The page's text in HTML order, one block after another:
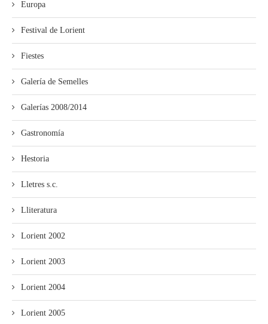
Europa
Festival de Lorient
Fiestes
Galería de Semelles
Galerías 2008/2014
Gastronomía
Hestoria
Lletres s.c.
Lliteratura
Lorient 2002
Lorient 2003
Lorient 2004
Lorient 2005